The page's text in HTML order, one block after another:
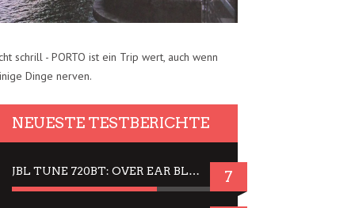
schrill - PORTO ist ein Trip wert, auch wenn
Dinge nerven.
NEUESTE TESTBERICHTE
JBL TUNE 720BT: OVER EAR BLUETOOTH KOPFHÖRER UM DIE 50,-€ IM DAUER-TEST 7